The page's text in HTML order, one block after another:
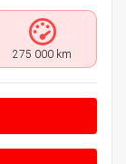
275 000 km